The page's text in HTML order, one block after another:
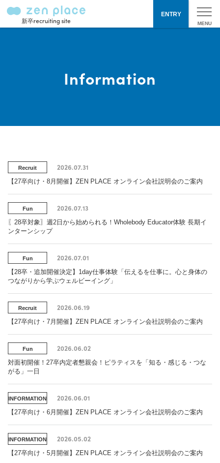
新卒recruiting site
ENTRY
Information
Recruit 2026.07.31
【27卒向け・8月開催】ZEN PLACE オンライン会社説明会のご案内
Fun 2026.07.13
〖28卒対象〗週2日から始められる！Wholebody Educator体験 長期イ
ンターンシップ
Fun 2026.07.01
【28卒・追加開催決定】1day仕事体験「伝えるを仕事に。心と身体の
つながりから学ぶウェルビーイング」
Recruit 2026.06.19
【27卒向け・7月開催】ZEN PLACE オンライン会社説明会のご案内
Fun 2026.06.02
対面初開催！27卒内定者懇親会！ピラティスを「知る・感じる・つな
がる」一日
INFORMATION 2026.06.01
【27卒向け・6月開催】ZEN PLACE オンライン会社説明会のご案内
INFORMATION 2026.05.02
【27卒向け・5月開催】ZEN PLACE オンライン会社説明会のご案内